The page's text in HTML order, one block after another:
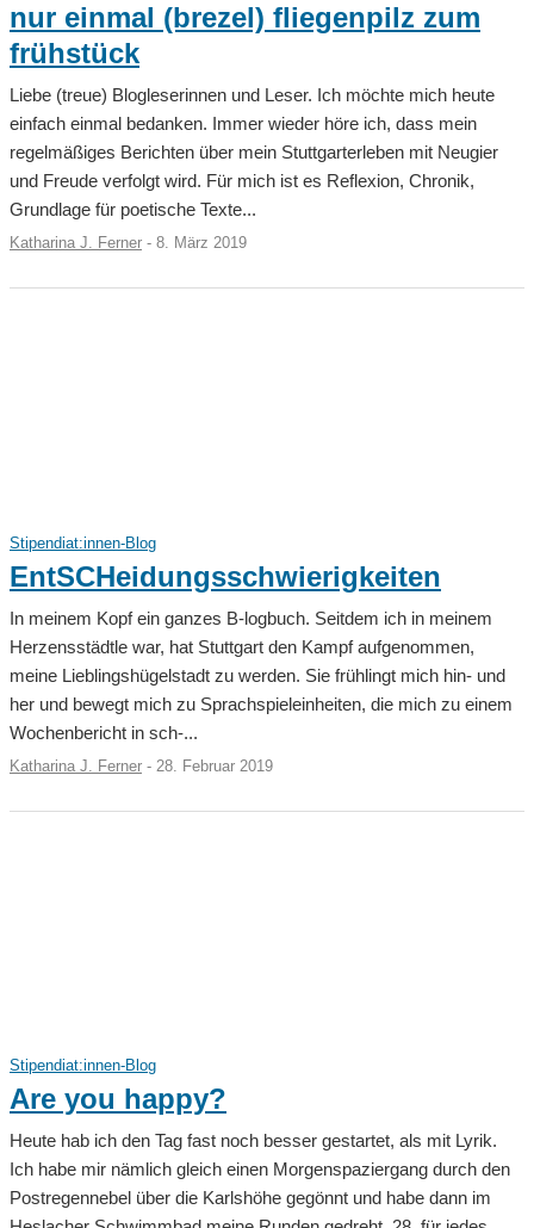
nur einmal (brezel) fliegenpilz zum
frühstück
Liebe (treue) Blogleserinnen und Leser. Ich möchte mich heute
einfach einmal bedanken. Immer wieder höre ich, dass mein
regelmäßiges Berichten über mein Stuttgarterleben mit Neugier
und Freude verfolgt wird. Für mich ist es Reflexion, Chronik,
Grundlage für poetische Texte...
Katharina J. Ferner - 8. März 2019
Stipendiat:innen-Blog
EntSCHeidungsschwierigkeiten
In meinem Kopf ein ganzes B-logbuch. Seitdem ich in meinem
Herzensstädtle war, hat Stuttgart den Kampf aufgenommen,
meine Lieblingshügelstadt zu werden. Sie frühlingt mich hin- und
her und bewegt mich zu Sprachspieleinheiten, die mich zu einem
Wochenbericht in sch-...
Katharina J. Ferner - 28. Februar 2019
Stipendiat:innen-Blog
Are you happy?
Heute hab ich den Tag fast noch besser gestartet, als mit Lyrik.
Ich habe mir nämlich gleich einen Morgenspaziergang durch den
Postregennebel über die Karlshöhe gegönnt und habe dann im